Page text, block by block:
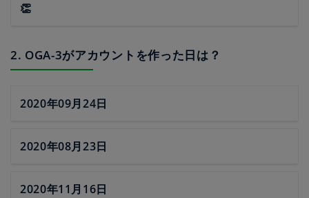
👏
2. OGA-3がアカウントを作った日は？
2020年09月24日
2020年08月23日
2020年11月16日